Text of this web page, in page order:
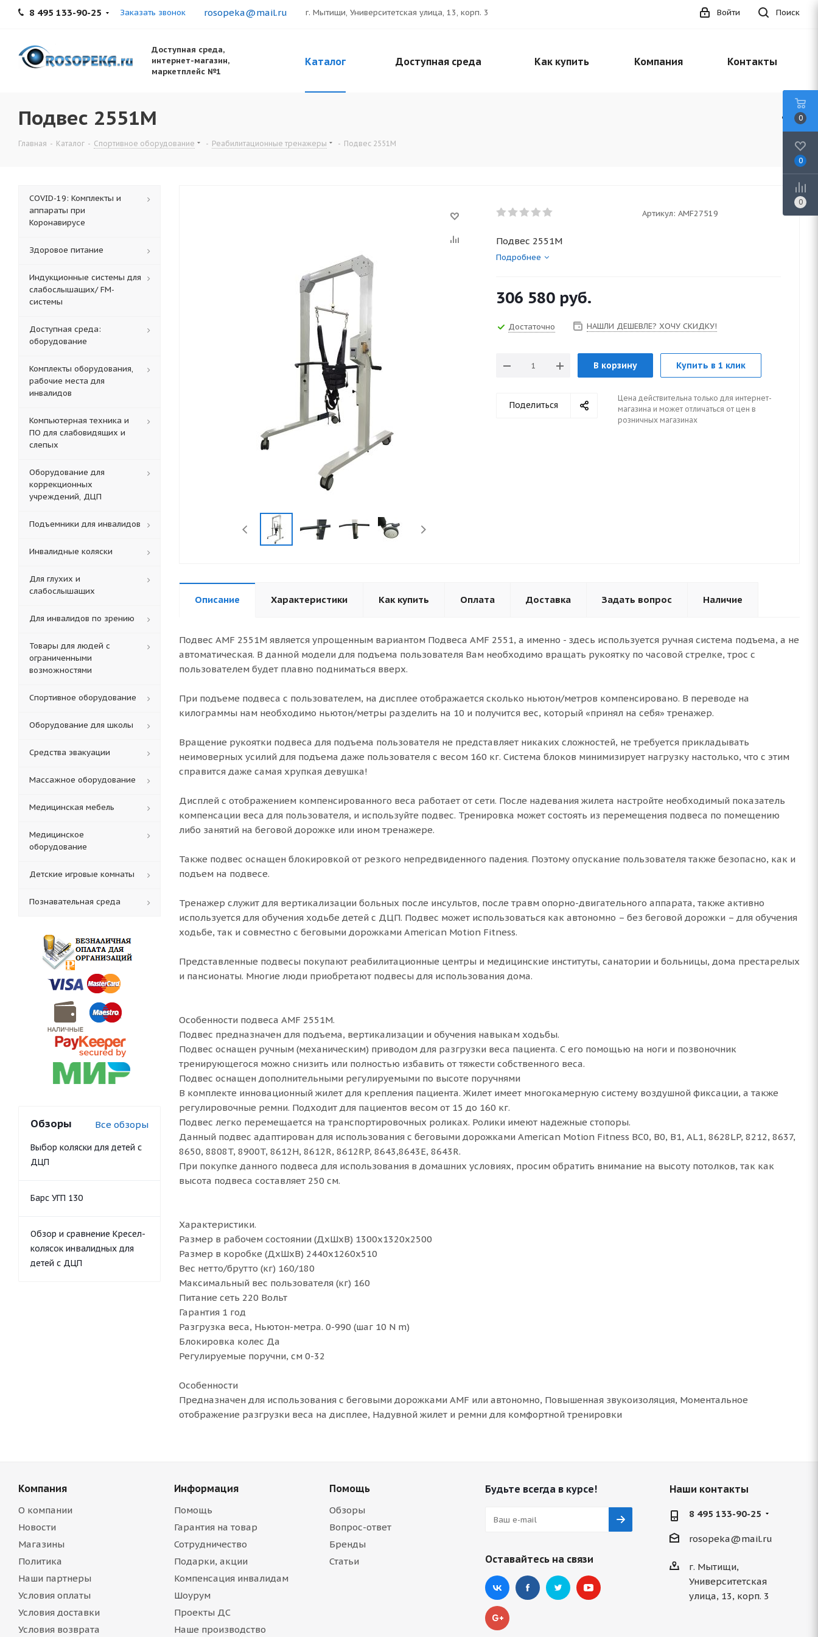
8 495 133-90-25 Заказать звонок rosopeka@mail.ru г. Мытищи, Университетская улица, 13, корп. 3 Поиск
Войти
Доступная среда,
интернет-магазин,
маркетплейс №1
Каталог Доступная среда Как купить Компания Контакты
Подвес 2551М
Главная - Каталог - Спортивное оборудование - Реабилитационные тренажеры - Подвес 2551М
Артикул: AMF27519
Подвес 2551М
Подробнее
306 580 руб.
Достаточно НАШЛИ ДЕШЕВЛЕ? ХОЧУ СКИДКУ!
В корзину Купить в 1 клик
Поделиться
Цена действительна только для интернет-
магазина и может отличаться от цен в
розничных магазинах
Описание Характеристики Как купить Оплата Доставка Задать вопрос Наличие
Подвес AMF 2551M является упрощенным вариантом Подвеса AMF 2551, а именно - здесь используется ручная система подъема, а не
автоматическая. В данной модели для подъема пользователя Вам необходимо вращать рукоятку по часовой стрелке, трос с
пользователем будет плавно подниматься вверх.
При подъеме подвеса с пользователем, на дисплее отображается сколько ньютон/метров компенсировано. В переводе на
килограммы нам необходимо ньютон/метры разделить на 10 и получится вес, который «принял на себя» тренажер.
Вращение рукоятки подвеса для подъема пользователя не представляет никаких сложностей, не требуется прикладывать
неимоверных усилий для подъема даже пользователя с весом 160 кг. Система блоков минимизирует нагрузку настолько, что с этим
справится даже самая хрупкая девушка!
Дисплей с отображением компенсированного веса работает от сети. После надевания жилета настройте необходимый показатель
компенсации веса для пользователя, и используйте подвес. Тренировка может состоять из перемещения подвеса по помещению
либо занятий на беговой дорожке или ином тренажере.
Также подвес оснащен блокировкой от резкого непредвиденного падения. Поэтому опускание пользователя также безопасно, как и
подъем на подвесе.
Тренажер служит для вертикализации больных после инсультов, после травм опорно-двигательного аппарата, также активно
используется для обучения ходьбе детей с ДЦП. Подвес может использоваться как автономно – без беговой дорожки – для обучения
ходьбе, так и совместно с беговыми дорожками American Motion Fitness.
Представленные подвесы покупают реабилитационные центры и медицинские институты, санатории и больницы, дома престарелых
и пансионаты. Многие люди приобретают подвесы для использования дома.
Особенности подвеса AMF 2551М.
Подвес предназначен для подъема, вертикализации и обучения навыкам ходьбы.
Подвес оснащен ручным (механическим) приводом для разгрузки веса пациента. С его помощью на ноги и позвоночник
тренирующегося можно снизить или полностью избавить от тяжести собственного веса.
Подвес оснащен дополнительными регулируемыми по высоте поручнями
В комплекте инновационный жилет для крепления пациента. Жилет имеет многокамерную систему воздушной фиксации, а также
регулировочные ремни. Подходит для пациентов весом от 15 до 160 кг.
Подвес легко перемещается на транспортировочных роликах. Ролики имеют надежные стопоры.
Данный подвес адаптирован для использования с беговыми дорожками American Motion Fitness BC0, B0, B1, AL1, 8628LP, 8212, 8637,
8650, 8808T, 8900T, 8612H, 8612R, 8612RP, 8643,8643E, 8643R.
При покупке данного подвеса для использования в домашних условиях, просим обратить внимание на высоту потолков, так как
высота подвеса составляет 250 см.
Характеристики.
Размер в рабочем состоянии (ДхШхВ) 1300х1320х2500
Размер в коробке (ДхШхВ) 2440х1260х510
Вес нетто/брутто (кг) 160/180
Максимальный вес пользователя (кг) 160
Питание сеть 220 Вольт
Гарантия 1 год
Разгрузка веса, Ньютон-метра. 0-990 (шаг 10 N m)
Блокировка колес Да
Регулируемые поручни, см 0-32
Особенности
Предназначен для использования с беговыми дорожками AMF или автономно, Повышенная звукоизоляция, Моментальное
отображение разгрузки веса на дисплее, Надувной жилет и ремни для комфортной тренировки
COVID-19: Комплекты и
аппараты при
Коронавирусе
Здоровое питание
Индукционные системы для
слабослышащих/ FM-
системы
Доступная среда:
оборудование
Комплекты оборудования,
рабочие места для
инвалидов
Компьютерная техника и
ПО для слабовидящих и
слепых
Оборудование для
коррекционных
учреждений, ДЦП
Подъемники для инвалидов
Инвалидные коляски
Для глухих и
слабослышащих
Для инвалидов по зрению
Товары для людей с
ограниченными
возможностями
Спортивное оборудование
Оборудование для школы
Средства эвакуации
Массажное оборудование
Медицинская мебель
Медицинское
оборудование
Детские игровые комнаты
Познавательная среда
Обзоры Все обзоры
Выбор коляски для детей с
ДЦП
Барс УГП 130
Обзор и сравнение Кресел-
колясок инвалидных для
детей с ДЦП
Компания
О компании
Новости
Магазины
Политика
Наши партнеры
Условия оплаты
Условия доставки
Условия возврата
Информация
Помощь
Гарантия на товар
Сотрудничество
Подарки, акции
Компенсация инвалидам
Шоурум
Проекты ДС
Наше производство
Помощь
Обзоры
Вопрос-ответ
Бренды
Статьи
Будьте всегда в курсе!
Оставайтесь на связи
Наши контакты
8 495 133-90-25
rosopeka@mail.ru
г. Мытищи,
Университетская
улица, 13, корп. 3
0
0
0